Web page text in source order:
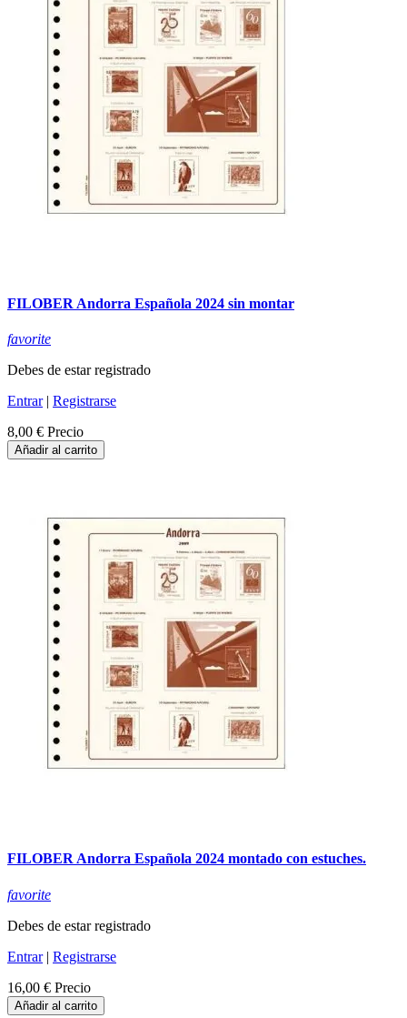
FILOBER Andorra Española 2024 sin montar
favorite
Debes de estar registrado
Entrar| Registrarse
8,00 € Precio
Añadir al carrito
FILOBER Andorra Española 2024 montado con estuches.
favorite
Debes de estar registrado
Entrar| Registrarse
16,00 € Precio
Añadir al carrito